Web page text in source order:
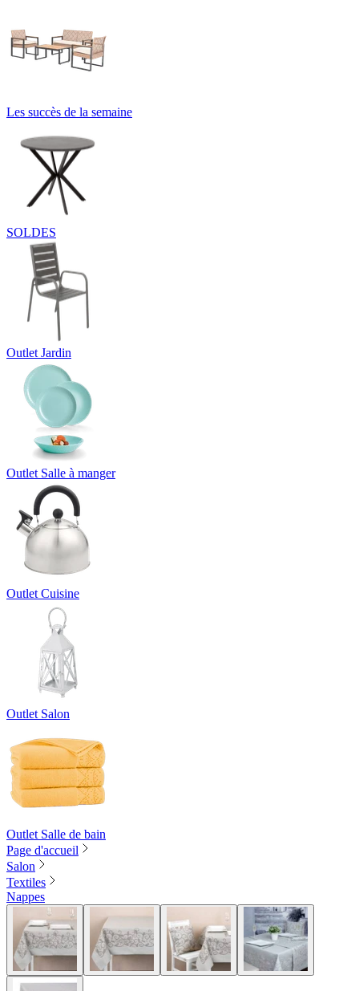
Les succès de la semaine
SOLDES
Outlet Jardin
Outlet Salle à manger
Outlet Cuisine
Outlet Salon
Outlet Salle de bain
Page d'accueil
Salon
Textiles
Nappes